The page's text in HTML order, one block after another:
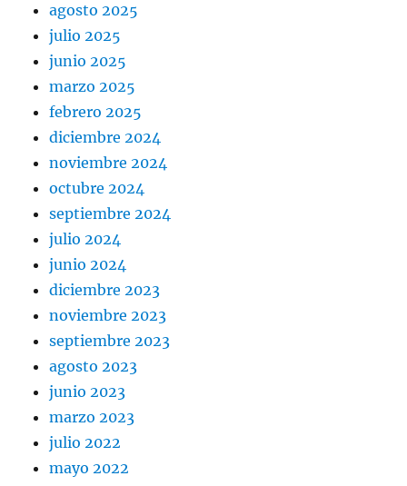
agosto 2025
julio 2025
junio 2025
marzo 2025
febrero 2025
diciembre 2024
noviembre 2024
octubre 2024
septiembre 2024
julio 2024
junio 2024
diciembre 2023
noviembre 2023
septiembre 2023
agosto 2023
junio 2023
marzo 2023
julio 2022
mayo 2022